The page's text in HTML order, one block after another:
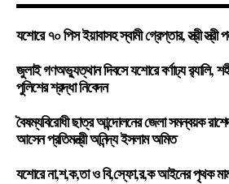
যশোরে ৭০ পিস ইয়াবাসহ স্বামী গ্রেপ্তার, স্ত্রী স্ত্রী
জুলাই গণঅভ্যুত্থান দিবসে যশোরে বর্ণাঢ্য র‍্যালি,
পুলিশের শ্রদ্ধা নিবেদন
বৈষম্যবিরোধী ছাত্র আন্দোলনের জেলা সমন্বয়ক
আসেন প্রতিমন্ত্রী অনিন্দ্য ইসলাম অমিত
যশোরে না,শ,ক,তা ও বি,স্ফো,র,ক আইনের পৃথক